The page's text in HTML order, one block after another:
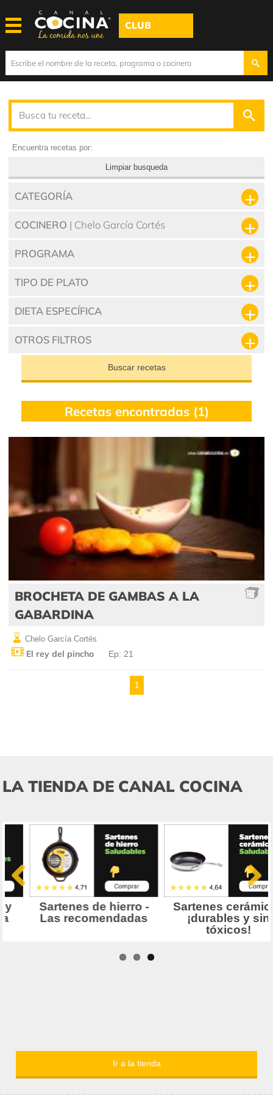
CLUB
Encuentra recetas por:
Limpiar busqueda
CATEGORÍA
COCINERO | Chelo García Cortés
PROGRAMA
TIPO DE PLATO
DIETA ESPECÍFICA
OTROS FILTROS
Buscar recetas
Recetas encontradas (1)
BROCHETA DE GAMBAS A LA
GABARDINA
Chelo García Cortés
El rey del pincho Ep: 21
1
LA TIENDA DE CANAL COCINA
Ir a la tienda